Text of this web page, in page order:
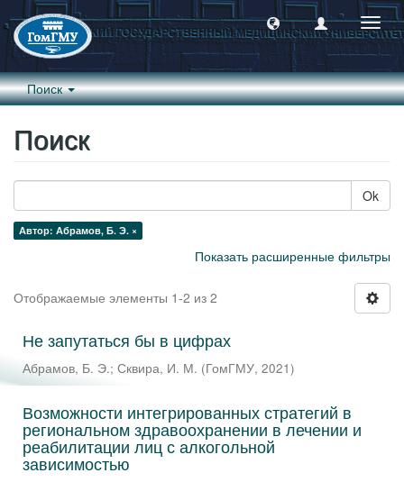
Поиск
Поиск
Ok
Автор: Абрамов, Б. Э. ×
Показать расширенные фильтры
Отображаемые элементы 1-2 из 2
Не запутаться бы в цифрах
Абрамов, Б. Э.; Сквира, И. М. (ГомГМУ, 2021)
Возможности интегрированных стратегий в
региональном здравоохранении в лечении и
реабилитации лиц с алкогольной
зависимостью